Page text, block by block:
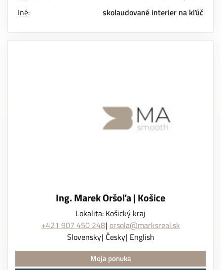
Iné:
skolaudované interier na kľúč
Ing. Marek Oršoľa | Košice
Lokalita: Košický kraj
+421 907 450 248 orsola@marksreal.sk
Slovensky Česky English
Moja ponuka